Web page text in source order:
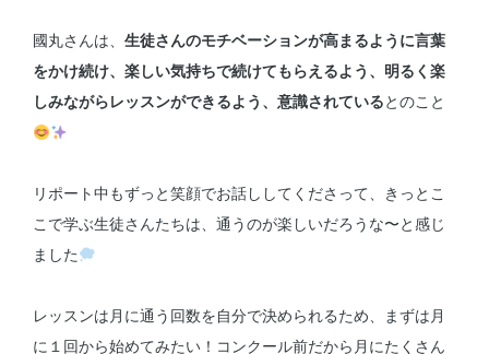
國丸さんは、 生徒さんのモチベーションが高まるように言葉
をかけ続け、楽しい気持ちで続けてもらえるよう、明るく楽
しみながらレッスンができるよう、意識されているとのこと
リポート中もずっと笑顔でお話ししてくださって、きっとこ
こで学ぶ生徒さんたちは、通うのが楽しいだろうな〜と感じ
ました
レッスンは月に通う回数を自分で決められるため、まずは月
に１回から始めてみたい！コンクール前だから月にたくさん